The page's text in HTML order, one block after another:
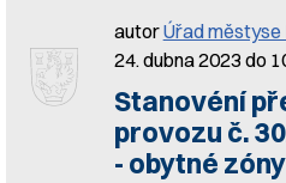
autorÚřad městyse
24. dubna 2023 do
Stanovéní
provozu č.
- obytné